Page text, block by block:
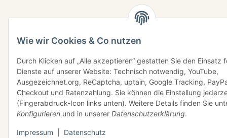
Wie wir Cookies & Co nutzen
Durch Klicken auf „Alle akzeptieren“ gestatten Sie den Einsatz
Dienste auf unserer Website: Technisch notwendig, YouTube,
Ausgezeichnet.org, ReCaptcha, uptain, Google Tracking,
Checkout und Ratenzahlung. Sie können die Einstellung
(Fingerabdruck-Icon links unten). Weitere Details finden Sie
Konfigurieren und in unserer Datenschutzerklärung.
Impressum Datenschutz